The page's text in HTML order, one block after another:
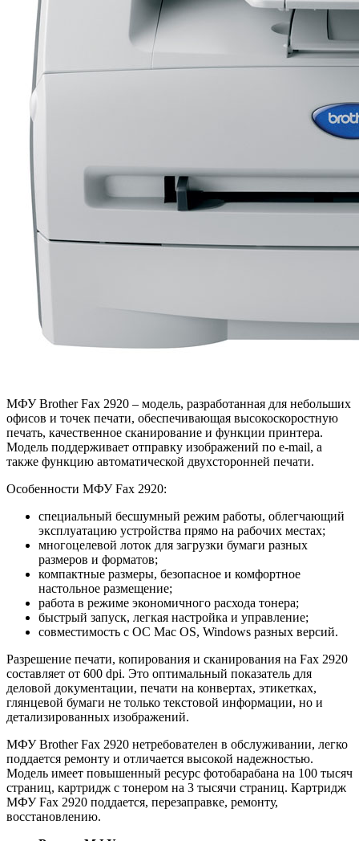
МФУ Brother Fax 2920 – модель, разработанная для небольших
офисов и точек печати, обеспечивающая высокоскоростную
печать, качественное сканирование и функции принтера.
Модель поддерживает отправку изображений по e-mail, а
также функцию автоматической двухсторонней печати.
Особенности МФУ Fax 2920:
специальный бесшумный режим работы, облегчающий
эксплуатацию устройства прямо на рабочих местах;
многоцелевой лоток для загрузки бумаги разных
размеров и форматов;
компактные размеры, безопасное и комфортное
настольное размещение;
работа в режиме экономичного расхода тонера;
быстрый запуск, легкая настройка и управление;
совместимость с ОС Mac OS, Windows разных версий.
Разрешение печати, копирования и сканирования на Fax 2920
составляет от 600 dpi. Это оптимальный показатель для
деловой документации, печати на конвертах, этикетках,
глянцевой бумаги не только текстовой информации, но и
детализированных изображений.
МФУ Brother Fax 2920 нетребователен в обслуживании, легко
поддается ремонту и отличается высокой надежностью.
Модель имеет повышенный ресурс фотобарабана на 100 тысяч
страниц, картридж с тонером на 3 тысячи страниц. Картридж
МФУ Fax 2920 поддается, перезаправке, ремонту,
восстановлению.